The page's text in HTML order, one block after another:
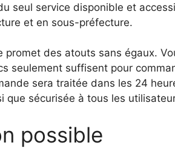
seul service disponible et
et en sous-préfecture.
promet des atouts sans égaux.
seulement suffisent pour
sera traitée dans les 24
que sécurisée à tous les
possible